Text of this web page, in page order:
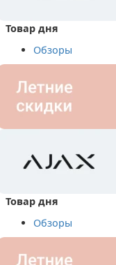
Товар дня
Обзоры
Товар дня
Обзоры